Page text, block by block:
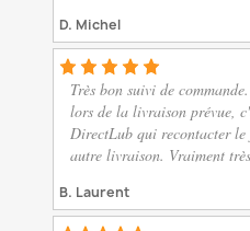
D. Michel
Très bon suivi de
lors de la livraison prévue,
DirectLub qui recontacter le
autre livraison. Vraiment
B. Laurent